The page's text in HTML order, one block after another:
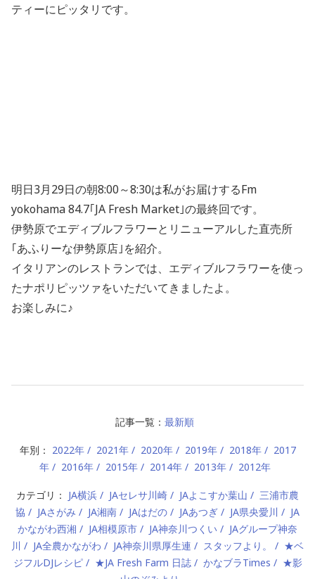
ティーにピッタリです。
明日3月29日の朝8:00～8:30は私がお届けするFm
yokohama 84.7｢JA Fresh Market｣の最終回です。
伊勢原でエディブルフラワーとリニューアルした直売所
｢あふりーな伊勢原店｣を紹介。
イタリアンのレストランでは、エディブルフラワーを使っ
たナポリピッツァをいただいてきましたよ。
お楽しみに♪
記事一覧： 最新順
年別： 2022年 2021年 2020年 2019年 2018年
2017
年
2016年 2015年 2014年 2013年 2012年
カテゴリ： JA横浜 JAセレサ川崎 JAよこすか葉山
三浦市農
協
JAさがみ JA湘南 JAはだの JAあつぎ JA県央愛川
JA
かながわ西湘
JA相模原市 JA神奈川つくい
JAグループ神奈
川
JA全農かながわ JA神奈川県厚生連 スタッフより。
★ベ
ジフルDJレシピ
★JA Fresh Farm 日誌 かなブラTimes
★影